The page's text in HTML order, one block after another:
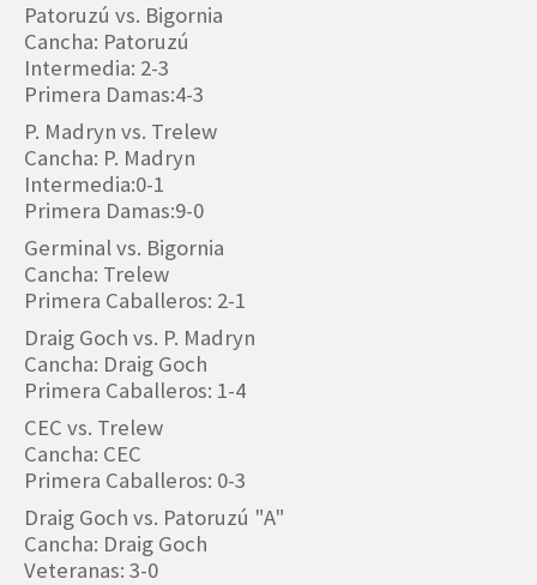
Patoruzú vs. Bigornia
Cancha: Patoruzú
Intermedia: 2-3
Primera Damas:4-3
P. Madryn vs. Trelew
Cancha: P. Madryn
Intermedia:0-1
Primera Damas:9-0
Germinal vs. Bigornia
Cancha: Trelew
Primera Caballeros: 2-1
Draig Goch vs. P. Madryn
Cancha: Draig Goch
Primera Caballeros: 1-4
CEC vs. Trelew
Cancha: CEC
Primera Caballeros: 0-3
Draig Goch vs. Patoruzú "A"
Cancha: Draig Goch
Veteranas: 3-0